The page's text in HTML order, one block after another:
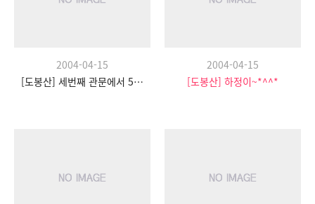
2004-04-15
[도봉산] 세번째 관문에서 5팀~
2004-04-15
[도봉산] 하정이~*^^*